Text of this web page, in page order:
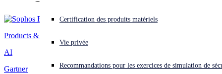
Vous subissez une cyberattaque ? Obtenez une aide immédiate.
Open search
Français Open language switcher
Certification des produits matériels
Vie privée
Recommandations pour les exercices de simulation de
Products & Services
AI
Gartner